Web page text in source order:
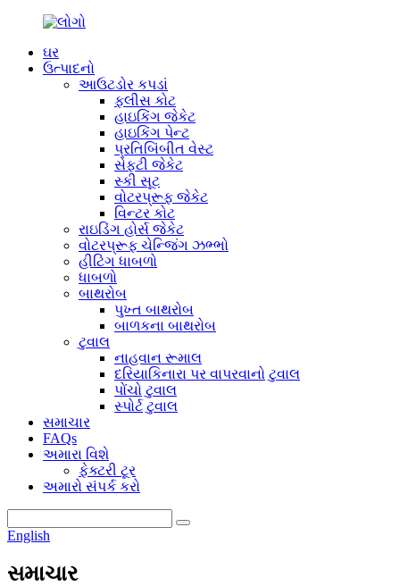
ઘર
ઉત્પાદનો
આઉટડોર કપડાં
ફ્લીસ કોટ
હાઇકિંગ જેકેટ
હાઇકિંગ પેન્ટ
પ્રતિબિંબીત વેસ્ટ
સેફ્ટી જેકેટ
સ્કી સૂટ
વોટરપ્રૂફ જેકેટ
વિન્ટર કોટ
રાઇડિંગ હોર્સ જેકેટ
વોટરપ્રૂફ ચેન્જિંગ ઝભ્ભો
હીટિંગ ધાબળો
ધાબળો
બાથરોબ
પુખ્ત બાથરોબ
બાળકના બાથરોબ
ટુવાલ
નાહવાન રૂમાલ
દરિયાકિનારા પર વાપરવાનો ટુવાલ
પોંચો ટુવાલ
સ્પોર્ટ ટુવાલ
સમાચાર
FAQs
અમારા વિશે
ફેક્ટરી ટૂર
અમારો સંપર્ક કરો
English
સમાચાર